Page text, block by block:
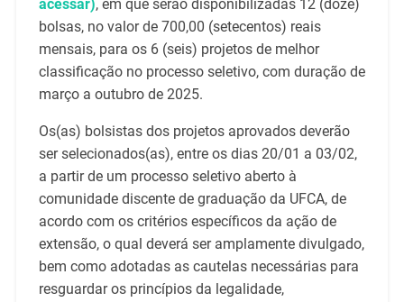
acessar), em que serão disponibilizadas 12 (doze)
bolsas, no valor de 700,00 (setecentos) reais
mensais, para os 6 (seis) projetos de melhor
classificação no processo seletivo, com duração de
março a outubro de 2025.
Os(as) bolsistas dos projetos aprovados deverão
ser selecionados(as), entre os dias 20/01 a 03/02,
a partir de um processo seletivo aberto à
comunidade discente de graduação da UFCA, de
acordo com os critérios específicos da ação de
extensão, o qual deverá ser amplamente divulgado,
bem como adotadas as cautelas necessárias para
resguardar os princípios da legalidade,